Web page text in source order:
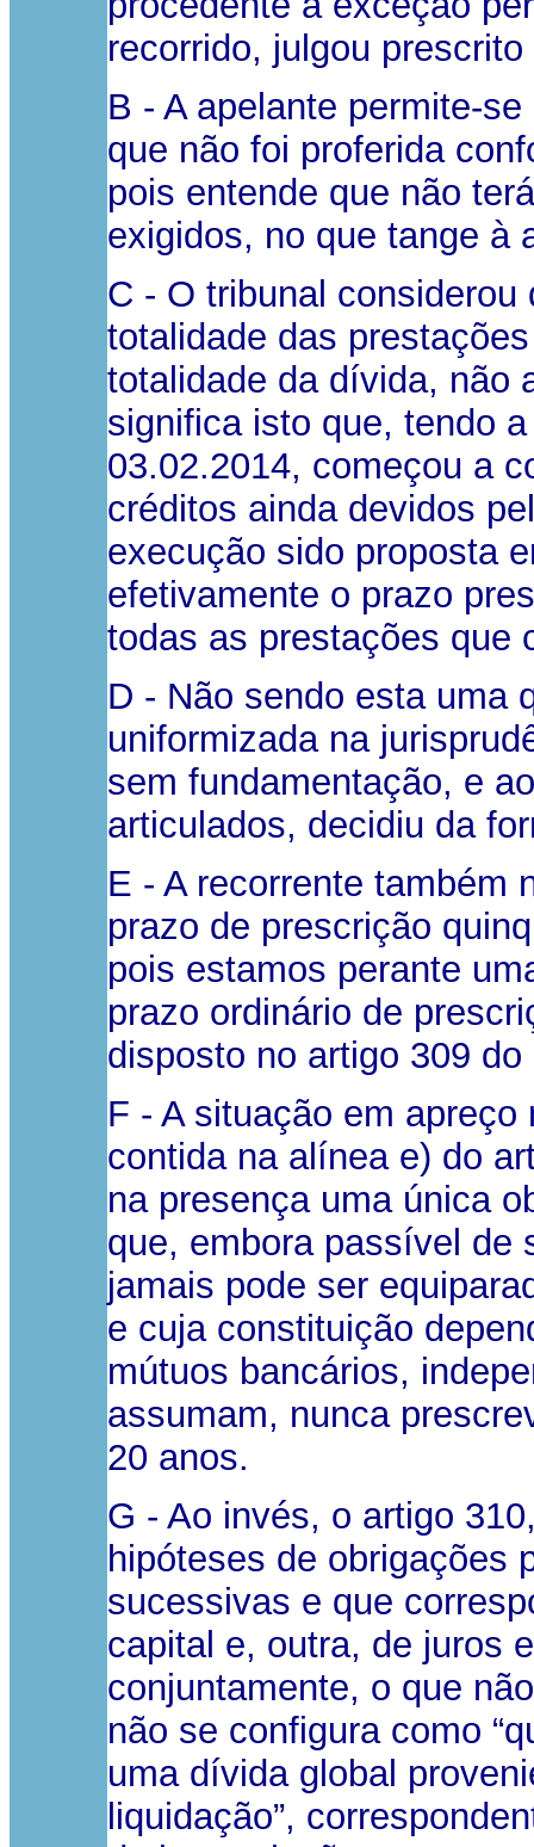
recorrido, julgou
B - A apelante permite-
que não foi proferida
pois entende que não
exigidos, no que tange à
C - O tribunal
totalidade das
totalidade da dívida, não
significa isto que, tendo
03.02.2014, começou a
créditos ainda devidos
execução sido proposta
efetivamente o prazo
todas as prestações que
D - Não sendo esta uma
uniformizada na
sem fundamentação, e
articulados, decidiu da
E - A recorrente também
prazo de prescrição
pois estamos perante
prazo ordinário de
disposto no artigo 309 do
F - A situação em
contida na alínea e) do
na presença uma única
que, embora passível de
jamais pode ser
e cuja constituição
mútuos bancários,
assumam, nunca
20 anos.
G - Ao invés, o artigo
hipóteses de obrigações
sucessivas e que
capital e, outra, de juros
conjuntamente, o que
não se configura como
uma dívida global
liquidação”,